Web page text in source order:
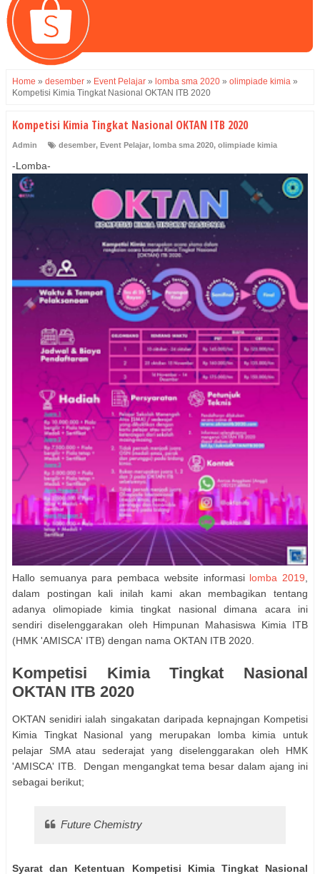
Home » desember » Event Pelajar » lomba sma 2020 » olimpiade kimia »
Kompetisi Kimia Tingkat Nasional OKTAN ITB 2020
Kompetisi Kimia Tingkat Nasional OKTAN ITB 2020
Admin desember, Event Pelajar, lomba sma 2020, olimpiade kimia
-Lomba-
Hallo semuanya para pembaca website informasi lomba 2019,
dalam postingan kali inilah kami akan membagikan tentang
adanya olimopiade kimia tingkat nasional dimana acara ini
sendiri diselenggarakan oleh Himpunan Mahasiswa Kimia ITB
(HMK 'AMISCA' ITB) dengan nama OKTAN ITB 2020.
Kompetisi Kimia Tingkat Nasional
OKTAN ITB 2020
OKTAN senidiri ialah singakatan daripada kepnajngan Kompetisi
Kimia Tingkat Nasional yang merupakan lomba kimia untuk
pelajar SMA atau sederajat yang diselenggarakan oleh HMK
'AMISCA' ITB. Dengan mengangkat tema besar dalam ajang ini
sebagai berikut;
Future Chemistry
Syarat dan Ketentuan Kompetisi Kimia Tingkat Nasional